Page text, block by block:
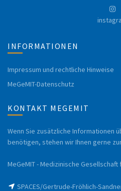
INFORMATIONEN
Impressum und rechtliche Hinweise
MeGeMIT-Datenschutz
KONTAKT MEGEMIT
Wenn Sie zusätzliche Informationen
benötigen, stehen wir Ihnen gerne
MeGeMIT - Medizinische
SPACES/Gertrude-Fröhlich-